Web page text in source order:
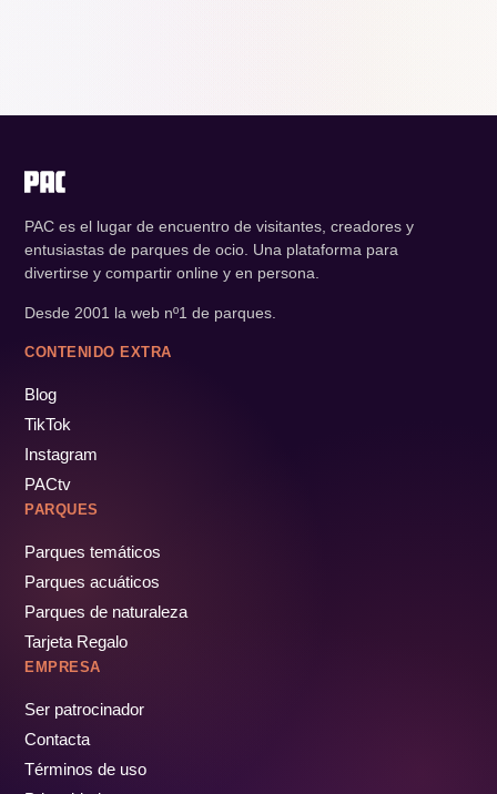
PAC es el lugar de encuentro de visitantes, creadores y
entusiastas de parques de ocio. Una plataforma para
divertirse y compartir online y en persona.
Desde 2001 la web nº1 de parques.
CONTENIDO EXTRA
Blog
TikTok
Instagram
PACtv
PARQUES
Parques temáticos
Parques acuáticos
Parques de naturaleza
Tarjeta Regalo
EMPRESA
Ser patrocinador
Contacta
Términos de uso